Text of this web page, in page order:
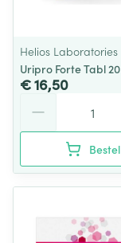
Helios Laboratories
Uripro Forte Tabl 20
€ 16,50
Bestel